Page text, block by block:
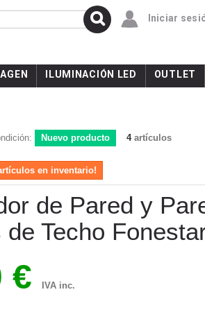
Iniciar
ILUMINACIÓN LED OUTLET
Nuevo producto 4 artículos
en inventario!
de Pared y
Techo
€ IVA inc.